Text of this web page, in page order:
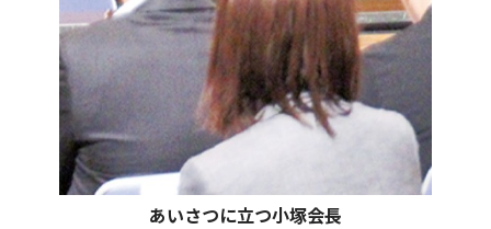
あいさつに立つ小塚会長